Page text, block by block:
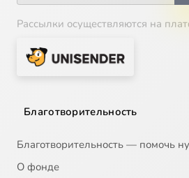
Рассылки осуществляются на
Благотворительность
Благотворительность — помочь
О фонде